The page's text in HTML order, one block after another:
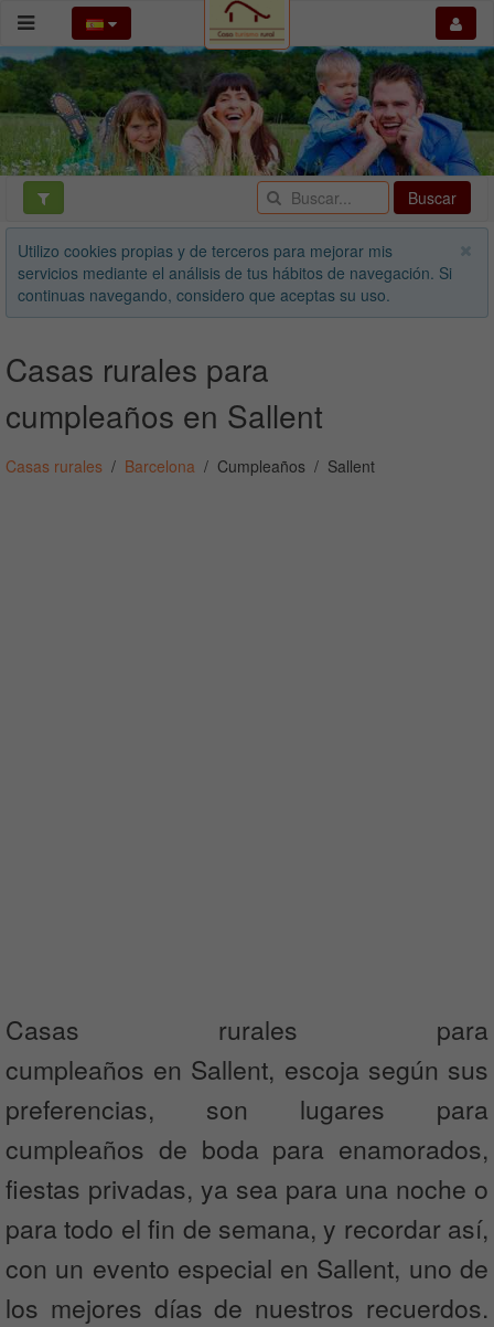
Buscar
Utilizo cookies propias y de terceros para mejorar mis
servicios mediante el análisis de tus hábitos de navegación. Si
continuas navegando, considero que aceptas su uso.
Casas rurales para
cumpleaños en Sallent
Casas rurales Barcelona Cumpleaños Sallent
Casas rurales para
cumpleaños en Sallent, escoja según sus
preferencias, son lugares para
cumpleaños de boda para enamorados,
fiestas privadas, ya sea para una noche o
para todo el fin de semana, y recordar así,
con un evento especial en Sallent, uno de
los mejores días de nuestros recuerdos.